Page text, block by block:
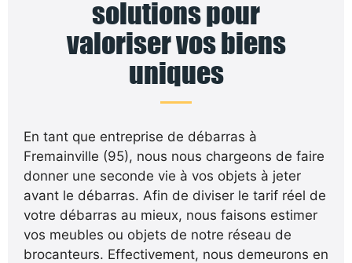
solutions pour
valoriser vos biens
uniques
En tant que entreprise de débarras à
Fremainville (95), nous nous chargeons de faire
donner une seconde vie à vos objets à jeter
avant le débarras. Afin de diviser le tarif réel de
votre débarras au mieux, nous faisons estimer
vos meubles ou objets de notre réseau de
brocanteurs. Effectivement, nous demeurons en